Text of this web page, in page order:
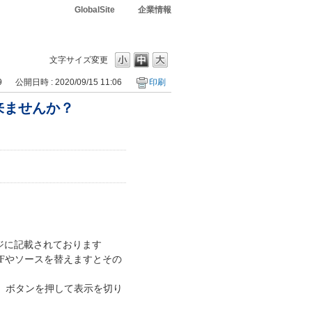
GlobalSite 企業情報
文字サイズ変更
公開日時 : 2020/09/15 11:06 印刷
せんか？
に記載されております
やソースを替えますとその
タンを押して表示を切り